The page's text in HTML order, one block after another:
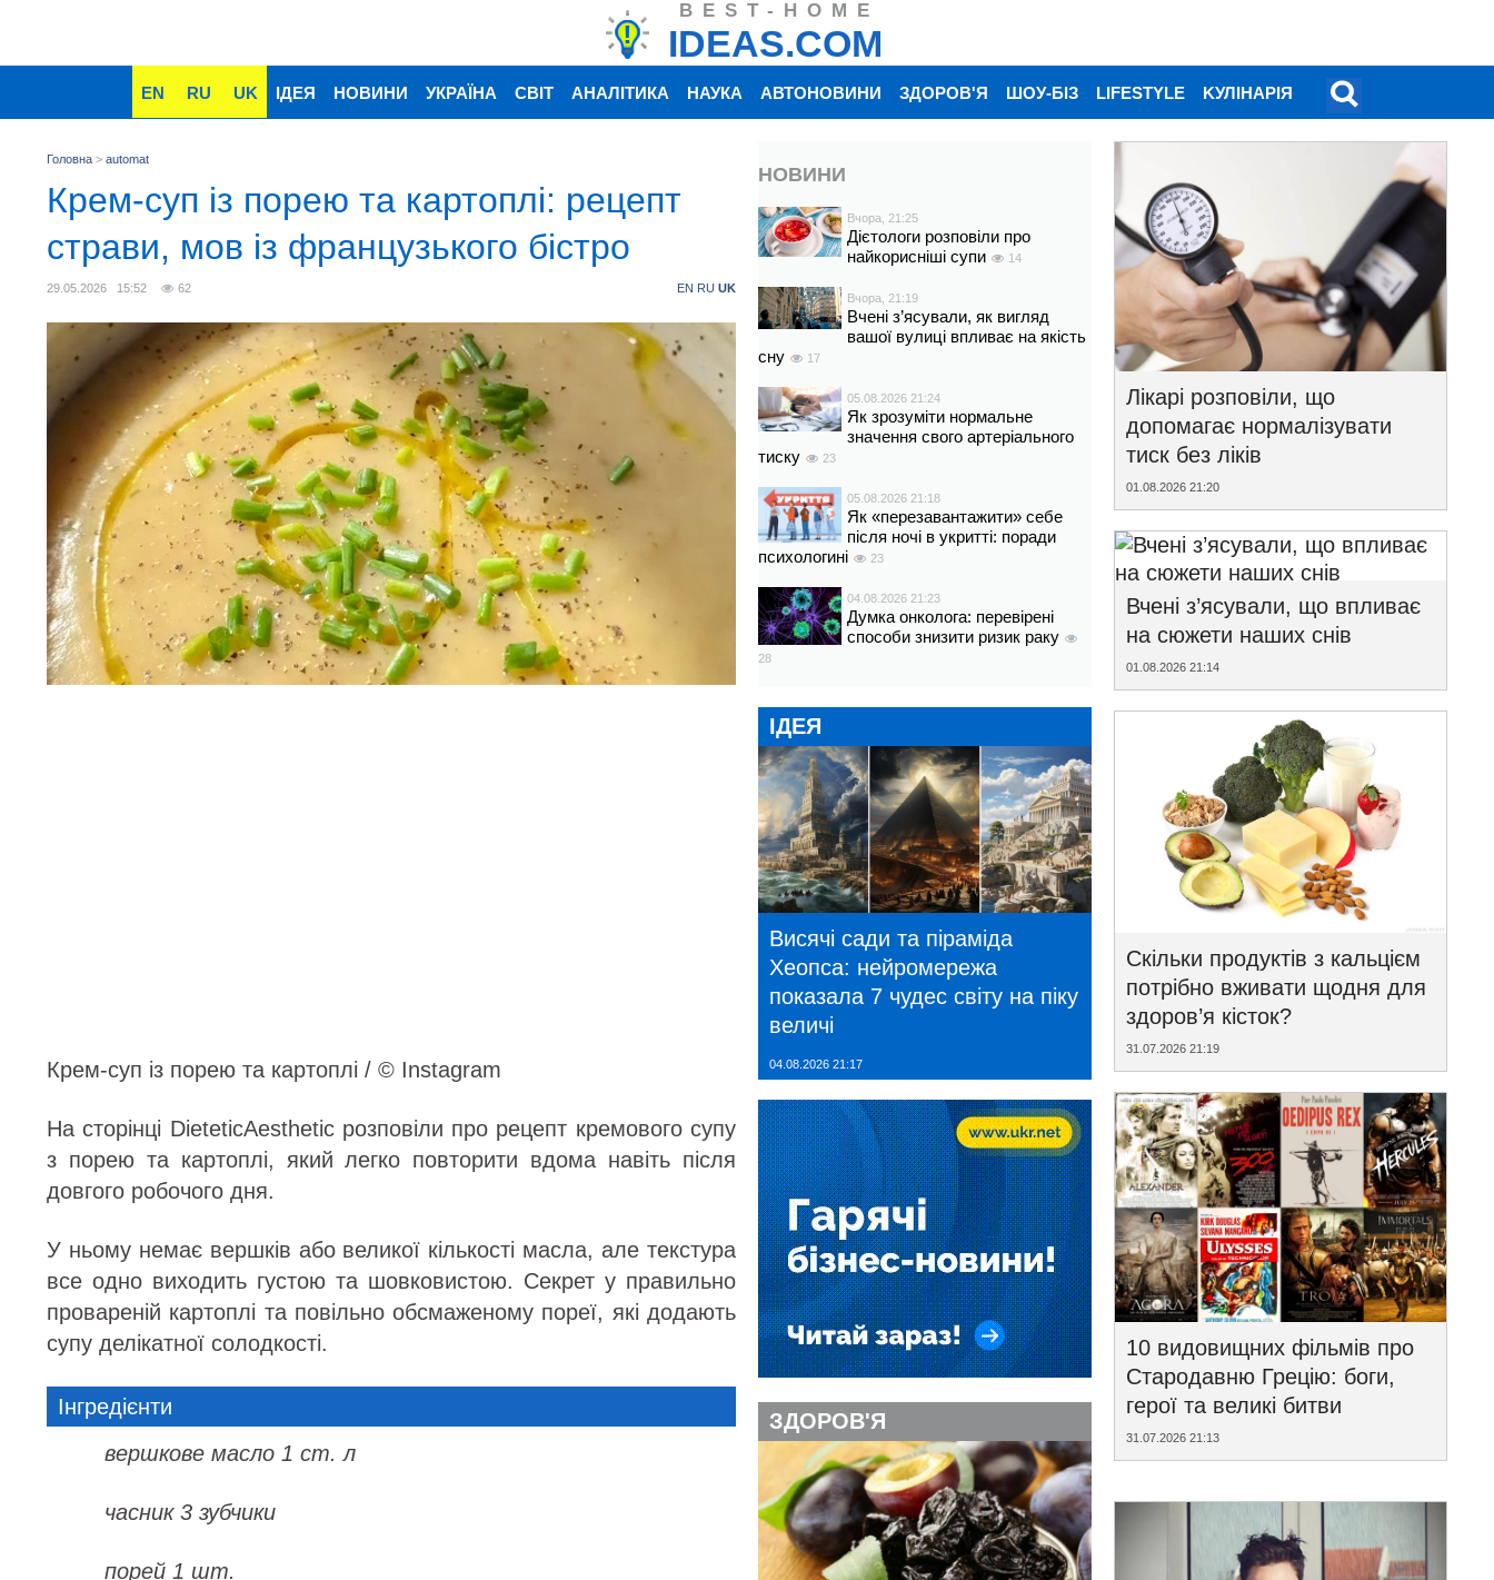
BEST-HOME
IDEAS.COM
EN RU UK ІДЕЯ НОВИНИ УКРАЇНА СВІТ АНАЛІТИКА НАУКА АВТОНОВИНИ ЗДОРОВ'Я ШОУ-БІЗ LIFESTYLE KУЛІНАРІЯ
Головна > automat
Крем-суп із порею та картоплі: рецепт
страви, мов із французького бістро
29.05.2026 15:52 62 EN RU UK
Крем-суп із порею та картоплі / © Instagram
На сторінці DieteticAesthetic розповіли про рецепт кремового супу
з порею та картоплі, який легко повторити вдома навіть після
довгого робочого дня.
У ньому немає вершків або великої кількості масла, але текстура
все одно виходить густою та шовковистою. Секрет у правильно
провареній картоплі та повільно обсмаженому пореї, які додають
супу делікатної солодкості.
Інгредієнти
вершкове масло 1 ст. л
часник 3 зубчики
порей 1 шт.
НОВИНИ
Вчора, 21:25
Дієтологи розповіли про
найкорисніші супи
14
Вчора, 21:19
Вчені з’ясували, як вигляд
вашої вулиці впливає на якість
сну
17
05.08.2026 21:24
Як зрозуміти нормальне
значення свого артеріального
тиску
23
05.08.2026 21:18
Як «перезавантажити» себе
після ночі в укритті: поради
психологині
23
04.08.2026 21:23
Думка онколога: перевірені
способи знизити ризик раку
28
ІДЕЯ
Висячі сади та піраміда
Хеопса: нейромережа
показала 7 чудес світу на піку
величі
04.08.2026 21:17
ЗДОРОВ'Я
Лікарі розповіли, що
допомагає нормалізувати
тиск без ліків
01.08.2026 21:20
Вчені з’ясували, що впливає
на сюжети наших снів
01.08.2026 21:14
Скільки продуктів з кальцієм
потрібно вживати щодня для
здоров’я кісток?
31.07.2026 21:19
10 видовищних фільмів про
Стародавню Грецію: боги,
герої та великі битви
31.07.2026 21:13